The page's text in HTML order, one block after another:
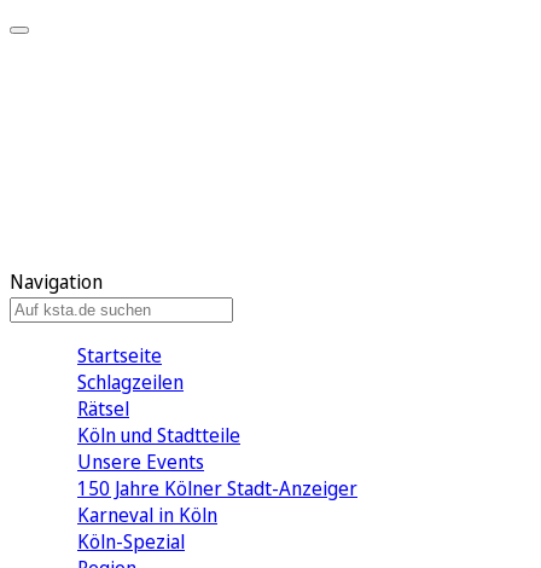
Navigation
Startseite
Schlagzeilen
Rätsel
Köln und Stadtteile
Unsere Events
150 Jahre Kölner Stadt-Anzeiger
Karneval in Köln
Köln-Spezial